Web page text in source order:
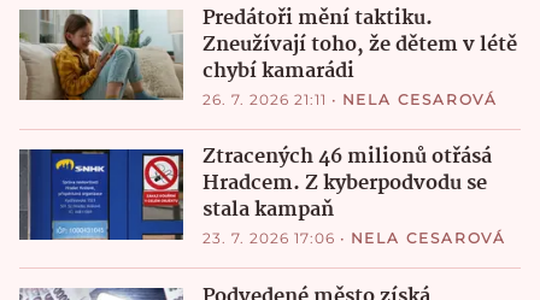
Predátoři mění taktiku.
Zneužívají toho, že dětem v létě
chybí kamarádi
26. 7. 2026 21:11 • NELA CESAROVÁ
Ztracených 46 milionů otřásá
Hradcem. Z kyberpodvodu se
stala kampaň
23. 7. 2026 17:06 • NELA CESAROVÁ